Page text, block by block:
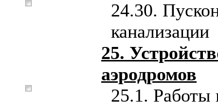
24.30.
канализации
25.
аэродромов
25.1. Работы